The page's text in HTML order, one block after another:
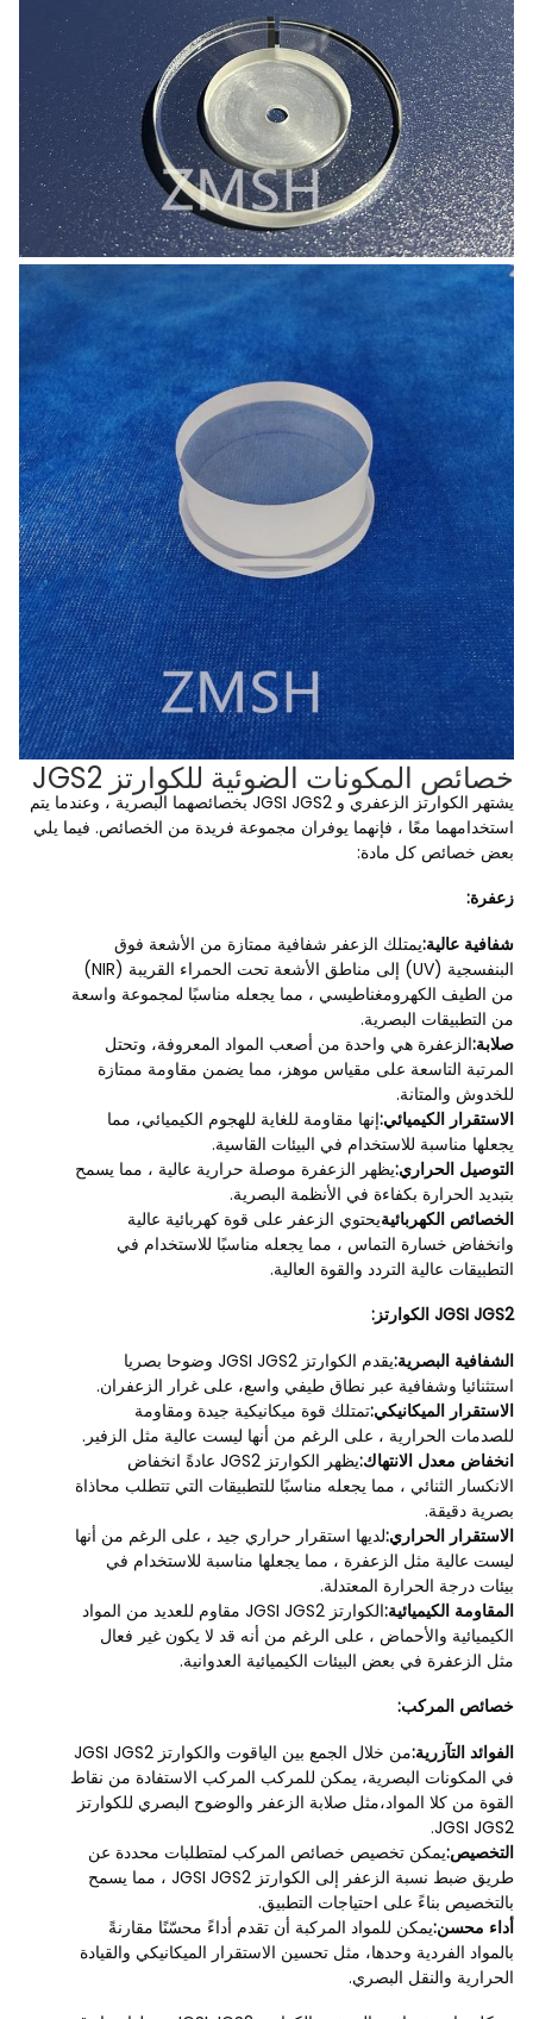
خصائص المكونات الضوئية للكوارتز JGS2
يشتهر الكوارتز الزعفري و JGSI JGS2 بخصائصهما البصرية ، وعندما يتم
استخدامهما معًا ، فإنهما يوفران مجموعة فريدة من الخصائص. فيما يلي
بعض خصائص كل مادة:
زعفرة:
شفافية عالية:يمتلك الزعفر شفافية ممتازة من الأشعة فوق
البنفسجية (UV) إلى مناطق الأشعة تحت الحمراء القريبة (NIR)
من الطيف الكهرومغناطيسي ، مما يجعله مناسبًا لمجموعة واسعة
من التطبيقات البصرية.
صلابة:الزعفرة هي واحدة من أصعب المواد المعروفة، وتحتل
المرتبة التاسعة على مقياس موهز، مما يضمن مقاومة ممتازة
للخدوش والمتانة.
الاستقرار الكيميائي:إنها مقاومة للغاية للهجوم الكيميائي، مما
يجعلها مناسبة للاستخدام في البيئات القاسية.
التوصيل الحراري:يظهر الزعفرة موصلة حرارية عالية ، مما يسمح
بتبديد الحرارة بكفاءة في الأنظمة البصرية.
الخصائص الكهربائيةيحتوي الزعفر على قوة كهربائية عالية
وانخفاض خسارة التماس ، مما يجعله مناسبًا للاستخدام في
التطبيقات عالية التردد والقوة العالية.
JGSI JGS2 الكوارتز:
الشفافية البصرية:
يقدم الكوارتز JGSI JGS2 وضوحا بصريا
استثنائيا وشفافية عبر نطاق طيفي واسع، على غرار الزعفران.
الاستقرار الميكانيكي:تمتلك قوة ميكانيكية جيدة ومقاومة
للصدمات الحرارية ، على الرغم من أنها ليست عالية مثل الزفير.
انخفاض معدل الانتهاك:
يظهر الكوارتز JGS2 عادةً انخفاض
الانكسار الثنائي ، مما يجعله مناسبًا للتطبيقات التي تتطلب محاذاة
بصرية دقيقة.
الاستقرار الحراري:لديها استقرار حراري جيد ، على الرغم من أنها
ليست عالية مثل الزعفرة ، مما يجعلها مناسبة للاستخدام في
بيئات درجة الحرارة المعتدلة.
المقاومة الكيميائية:
الكوارتز JGSI JGS2 مقاوم للعديد من المواد
الكيميائية والأحماض ، على الرغم من أنه قد لا يكون غير فعال
مثل الزعفرة في بعض البيئات الكيميائية العدوانية.
خصائص المركب:
الفوائد التآزرية:
من خلال الجمع بين الياقوت والكوارتز JGSI JGS2
في المكونات البصرية، يمكن للمركب المركب الاستفادة من نقاط
القوة من كلا المواد،مثل صلابة الزعفر والوضوح البصري للكوارتز
JGSI JGS2.
التخصيص:يمكن تخصيص خصائص المركب لمتطلبات محددة عن
طريق ضبط نسبة الزعفر إلى الكوارتز JGSI JGS2 ، مما يسمح
بالتخصيص بناءً على احتياجات التطبيق.
أداء محسن:يمكن للمواد المركبة أن تقدم أداءً محسّنًا مقارنةً
بالمواد الفردية وحدها، مثل تحسين الاستقرار الميكانيكي والقيادة
الحرارية والنقل البصري.